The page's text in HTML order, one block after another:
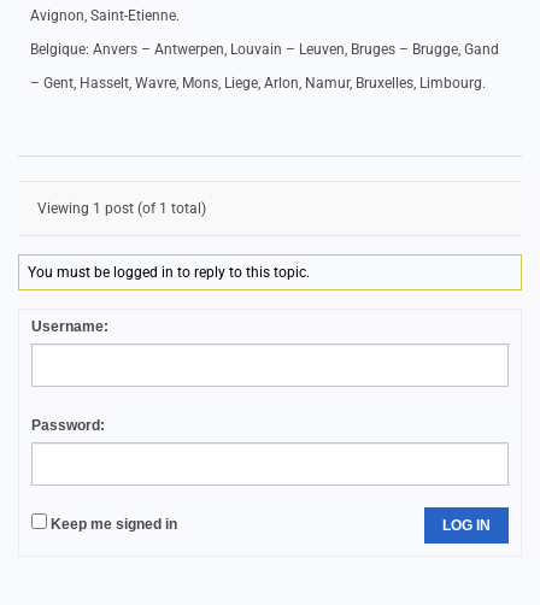
Avignon, Saint-Etienne.
Belgique: Anvers – Antwerpen, Louvain – Leuven, Bruges – Brugge, Gand
– Gent, Hasselt, Wavre, Mons, Liege, Arlon, Namur, Bruxelles, Limbourg.
Viewing 1 post (of 1 total)
You must be logged in to reply to this topic.
Username:
Password:
Keep me signed in LOG IN